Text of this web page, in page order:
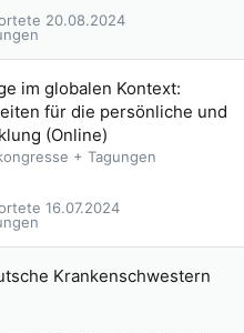
20.08.2024
im globalen Kontext:
für die persönliche und
(Online)
+ Tagungen
16.07.2024
Krankenschwestern